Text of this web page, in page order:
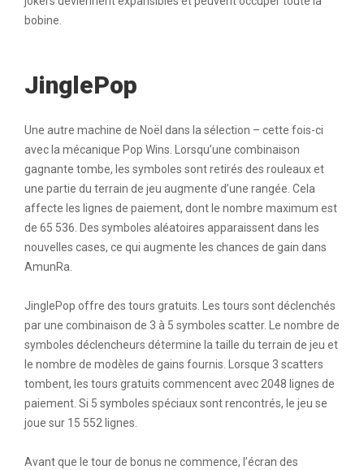
bobine.
JinglePop
Une autre machine de Noël dans la sélection – cette fois-ci
avec la mécanique Pop Wins. Lorsqu’une combinaison
gagnante tombe, les symboles sont retirés des rouleaux et
une partie du terrain de jeu augmente d’une rangée. Cela
affecte les lignes de paiement, dont le nombre maximum est
de 65 536. Des symboles aléatoires apparaissent dans les
nouvelles cases, ce qui augmente les chances de gain dans
AmunRa
JinglePop offre des tours gratuits. Les tours sont déclenchés
par une combinaison de 3 à 5 symboles scatter. Le nombre de
symboles déclencheurs détermine la taille du terrain de jeu et
le nombre de modèles de gains fournis. Lorsque 3 scatters
tombent, les tours gratuits commencent avec 2048 lignes de
paiement. Si 5 symboles spéciaux sont rencontrés, le jeu se
joue sur 15 552 lignes.
Avant que le tour de bonus ne commence, l’écran des